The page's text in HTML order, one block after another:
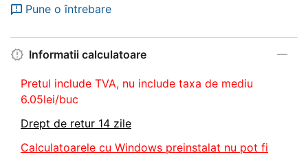
Pune o întrebare
Informatii calculatoare
Pretul include TVA, nu include taxa de mediu
6.05lei/buc
Drept de retur 14 zile
Calculatoarele cu Windows preinstalat nu pot fi